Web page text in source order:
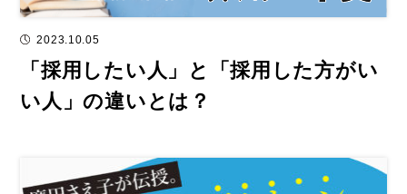
2023.10.05
「採用したい人」と「採用した方がい
い人」の違いとは？